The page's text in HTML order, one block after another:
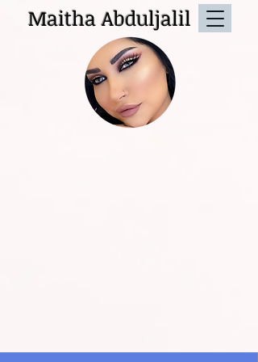
Maitha Abduljalil